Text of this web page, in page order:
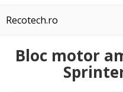
Recotech.ro
Bloc motor